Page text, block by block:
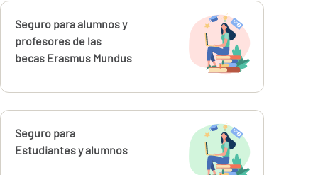
Calcúlalo ahora
Seguro para alumnos y
profesores de las
becas Erasmus Mundus
Calcúlalo ahora
Seguro para
Estudiantes y alumnos
€